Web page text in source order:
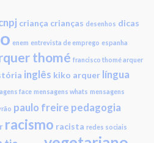
criança crianças desenhos dicas
enem entrevista de emprego espanha
thomé francisco thomé arquer
inglês kiko arquer língua
face mensagens whats mensagens
paulo freire pedagogia
racismo racista redes sociais